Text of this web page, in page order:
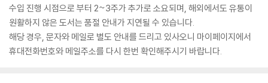
수입 진행 시점으로 부터 2~3주가 추가로 소요되며, 해외에서도 유통이
원활하지 않은 도서는 품절 안내가 지연될 수 있습니다.
해당 경우, 문자와 메일로 별도 안내를 드리고 있사오니 마이페이지에서
휴대전화번호와 메일주소를 다시 한번 확인해주시기 바랍니다.